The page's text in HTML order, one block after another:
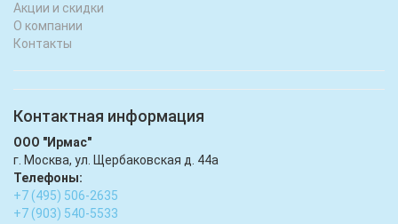
Акции и скидки
О компании
Контакты
Контактная информация
ООО "Ирмас"
г. Москва, ул. Щербаковская д. 44а
Телефоны:
+7 (495) 506-2635
+7 (903) 540-5533